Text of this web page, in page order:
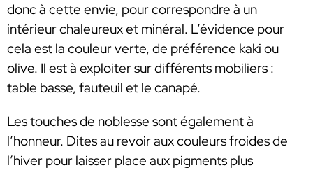
donc à cette envie, pour correspondre à un
intérieur chaleureux et minéral. L’évidence pour
cela est la couleur verte, de préférence kaki ou
olive. Il est à exploiter sur différents mobiliers :
table basse, fauteuil et le canapé.
Les touches de noblesse sont également à
l’honneur. Dites au revoir aux couleurs froides de
l’hiver pour laisser place aux pigments plus